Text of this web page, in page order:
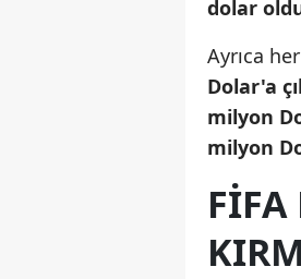
dolar
Ayrıca
Dolar'a
milyon
milyon
FIFA